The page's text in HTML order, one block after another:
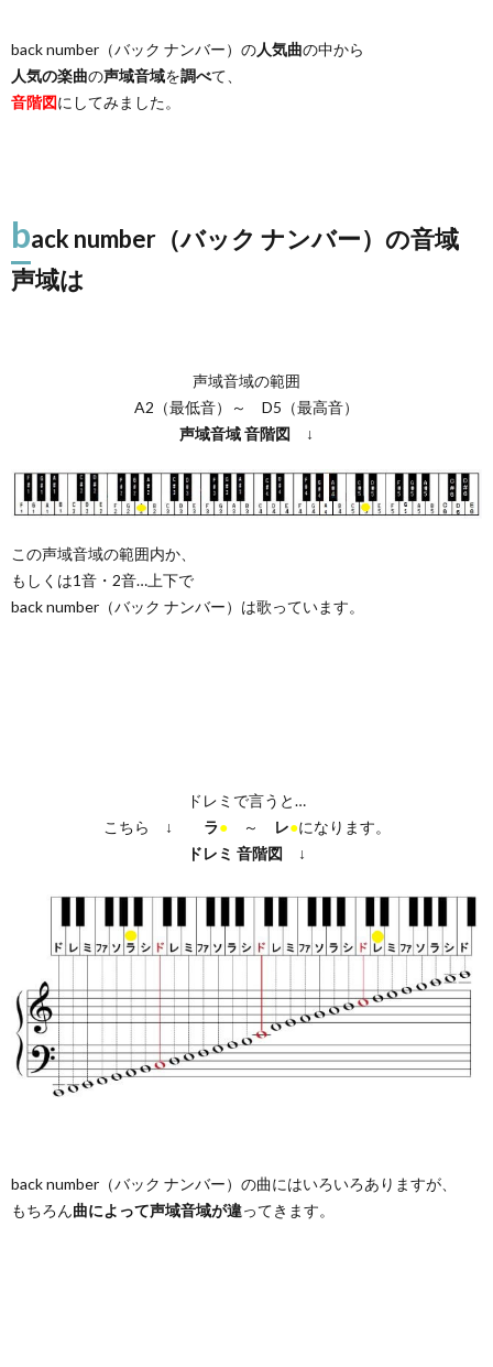
back number（バック ナンバー）の人気曲の中から
人気の楽曲の声域音域を調べて、
音階図にしてみました。
back number（バック ナンバー）の音域
声域は
声域音域の範囲
A2（最低音）～ D5（最高音）
声域音域音階図 ↓
この声域音域の範囲内か、
もしくは1音・2音…上下で
back number（バック ナンバー）は歌っています。
ドレミで言うと…
こちら ↓ ラ●～ レ●になります。
ドレミ 音階図 ↓
back number（バック ナンバー）の曲にはいろいろありますが、
もちろん曲によって声域音域が違ってきます。